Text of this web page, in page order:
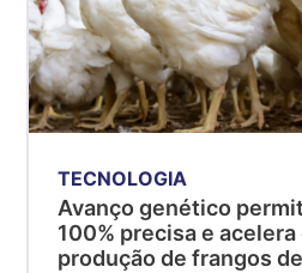
TECNOLOGIA
Avanço genético
100% precisa e
produção de frangos